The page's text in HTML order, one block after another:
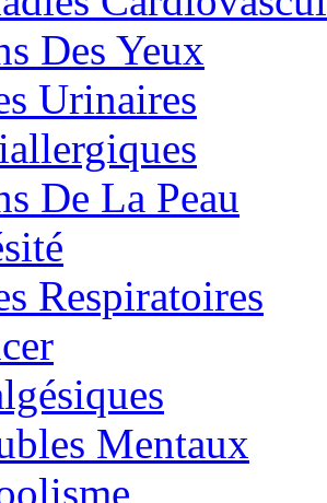
Des Yeux
Urinaires
De La Peau
Respiratoires
Mentaux